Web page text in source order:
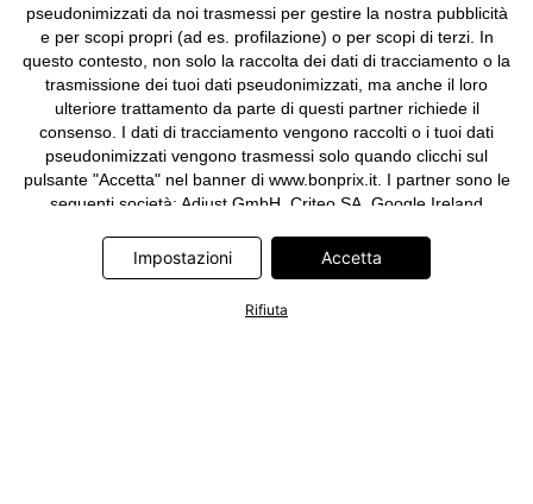
pseudonimizzati da noi trasmessi per gestire la nostra pubblicità
e per scopi propri (ad es. profilazione) o per scopi di terzi. In
questo contesto, non solo la raccolta dei dati di tracciamento o la
trasmissione dei tuoi dati pseudonimizzati, ma anche il loro
ulteriore trattamento da parte di questi partner richiede il
consenso. I dati di tracciamento vengono raccolti o i tuoi dati
pseudonimizzati vengono trasmessi solo quando clicchi sul
pulsante "Accetta" nel banner di www.bonprix.it. I partner sono le
seguenti società: Adjust GmbH, Criteo SA, Google Ireland
Meta Platforms Ireland Limited, Microsoft Ireland Operations
Limited, Pinterest Europe Limited, RTB-House GmbH, TikTok
trattamento dei dati da parte di questi partner sono disponibili
Impostazioni Accetta
Rifiuta